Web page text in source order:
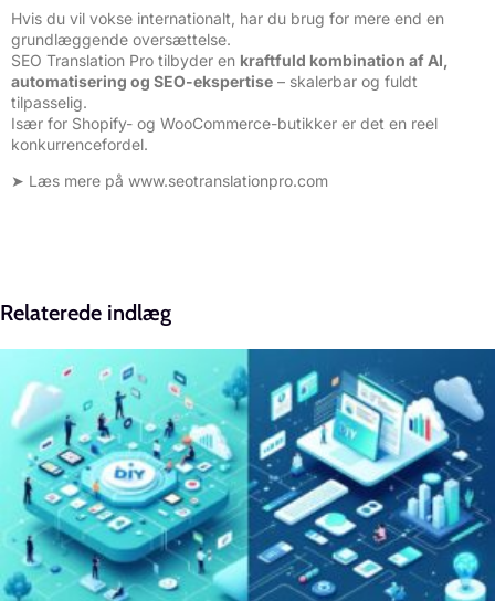
Hvis du vil vokse internationalt, har du brug for mere end en
grundlæggende oversættelse.
SEO Translation Pro tilbyder en kraftfuld kombination af AI,
automatisering og SEO-ekspertise – skalerbar og fuldt
tilpasselig.
Især for Shopify- og WooCommerce-butikker er det en reel
konkurrencefordel.
➤ Læs mere på www.seotranslationpro.com
Relaterede indlæg